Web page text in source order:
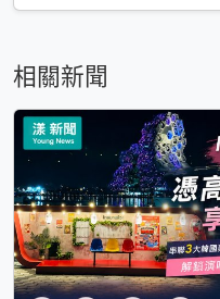
相關新聞